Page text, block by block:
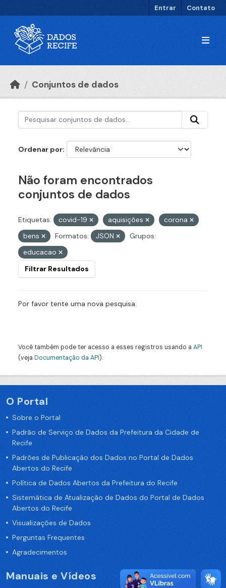
Entrar Contato
Conjuntos de dados
Ordenar por
Não foram encontrados
conjuntos de dados
Etiquetas: covid-19 aquisições
corona
bens
Formatos: JSON
Grupos:
educacao
Filtrar Resultados
Por favor tente uma nova pesquisa.
Você também pode ter acesso a esses registros usando a API
(veja Documentação da API).
O Portal
Sobre o Portal
Padrão de Serviço de Dados da Prefeitura da Cidade de
Recife
Padrões de Publicação dos Dados no Portal de Dados
Abertos do Recife
Política de Dados Abertos da Prefeitura do Recife
Sistemática de Atualização de Dados do Portal de Dados
Abertos do Recife
Visualizações de Dados
Perguntas Frequentes
Agradecimentos
Manuais e Vídeos